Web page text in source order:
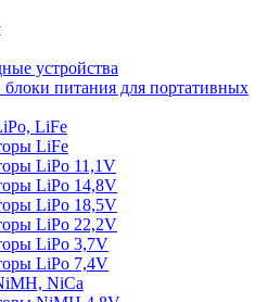
устройства
питания для портативных
LiFe
LiFe
LiPo 11,1V
LiPo 14,8V
LiPo 18,5V
LiPo 22,2V
LiPo 3,7V
LiPo 7,4V
NiCa